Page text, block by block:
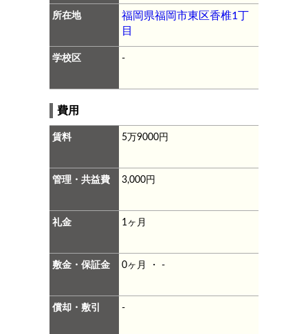
所在地
福岡県福岡市東区香椎1丁
目
学校区 -
費用
賃料 5万9000円
管理・共益費 3,000円
礼金 1ヶ月
敷金・保証金 0ヶ月 ・ -
償却・敷引 -